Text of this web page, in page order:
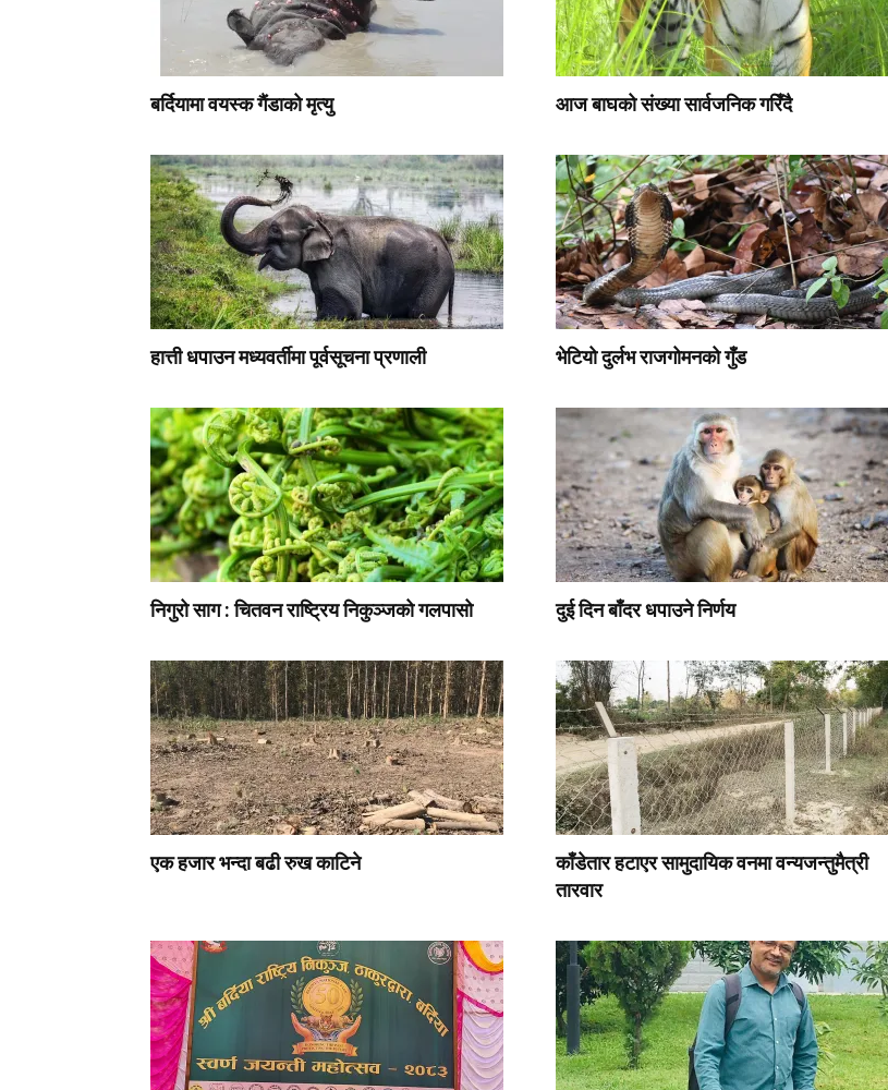
बर्दियामा वयस्क गैंडाको मृत्यु आज बाघको संख्या सार्वजनिक गरिँदै
हात्ती धपाउन मध्यवर्तीमा पूर्वसूचना प्रणाली भेटियो दुर्लभ राजगोमनको गुँड
निगुरो साग : चितवन राष्ट्रिय निकुञ्जको गलपासो दुई दिन बाँदर धपाउने निर्णय
एक हजार भन्दा बढी रुख काटिने
काँडेतार हटाएर सामुदायिक वनमा वन्यजन्तुमैत्री
तारवार